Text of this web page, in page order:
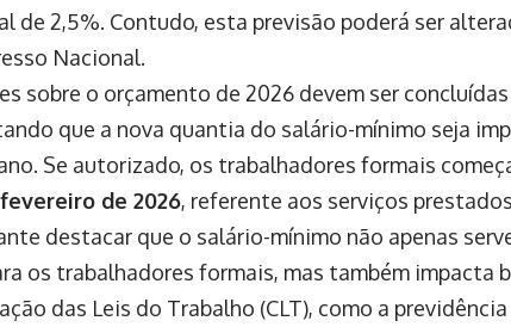
de 2,5%. Contudo, esta previsão poderá ser
Nacional.
sobre o orçamento de 2026 devem ser
que a nova quantia do salário-mínimo seja
Se autorizado, os trabalhadores formais
fevereiro de 2026, referente aos serviços
destacar que o salário-mínimo não apenas
os trabalhadores formais, mas também impacta
das Leis do Trabalho (CLT), como a